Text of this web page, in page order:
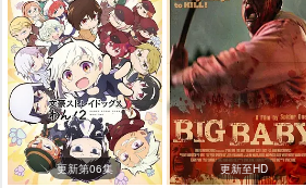
更新第06集 更新至HD